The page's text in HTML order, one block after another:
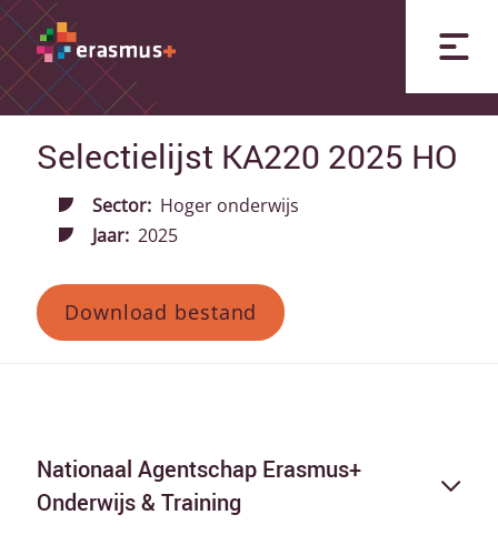
Selectielijst KA220 2025 HO
Sector: Hoger onderwijs
Jaar: 2025
Download bestand
Nationaal Agentschap Erasmus+
Onderwijs & Training